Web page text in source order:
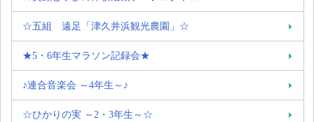
☆五組 遠足「津久井浜観光農園」☆
★5・6年生マラソン記録会★
♪連合音楽会 ～4年生～♪
☆ひかりの実 ～2・3年生～☆